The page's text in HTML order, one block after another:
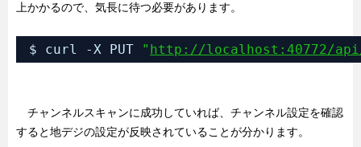
上かかるので、気長に待つ必要があります。
$ curl -X PUT " http://localhost:40772/
チャンネルスキャンに成功していれば、チャンネル設定を確認
すると地デジの設定が反映されていることが分かります。